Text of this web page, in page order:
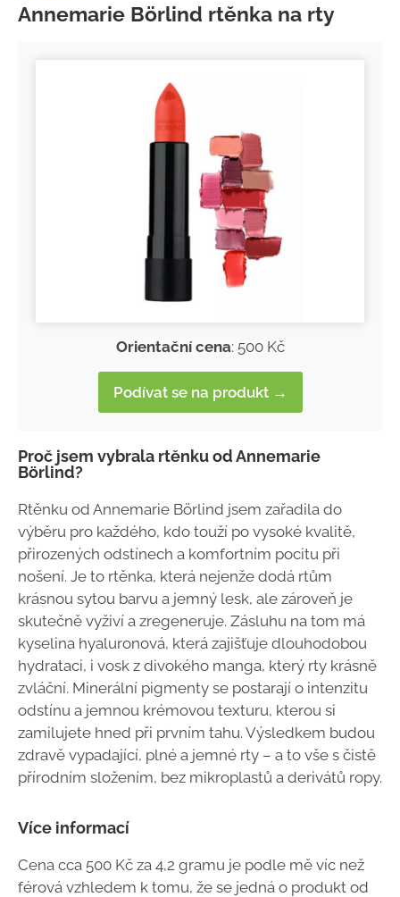
Annemarie Börlind rtěnka na rty
Orientační cena: 500 Kč
Podívat se na produkt →
Proč jsem vybrala rtěnku od Annemarie
Börlind?
Rtěnku od Annemarie Börlind jsem zařadila do
výběru pro každého, kdo touží po vysoké kvalitě,
přirozených odstínech a komfortním pocitu při
nošení. Je to rtěnka, která nejenže dodá rtům
krásnou sytou barvu a jemný lesk, ale zároveň je
skutečně vyživí a zregeneruje. Zásluhu na tom má
kyselina hyaluronová, která zajišťuje dlouhodobou
hydrataci, i vosk z divokého manga, který rty krásně
zvláční. Minerální pigmenty se postarají o intenzitu
odstínu a jemnou krémovou texturu, kterou si
zamilujete hned při prvním tahu. Výsledkem budou
zdravě vypadající, plné a jemné rty – a to vše s čistě
přírodním složením, bez mikroplastů a derivátů ropy.
Více informací
Cena cca 500 Kč za 4,2 gramu je podle mě víc než
férová vzhledem k tomu, že se jedná o produkt od